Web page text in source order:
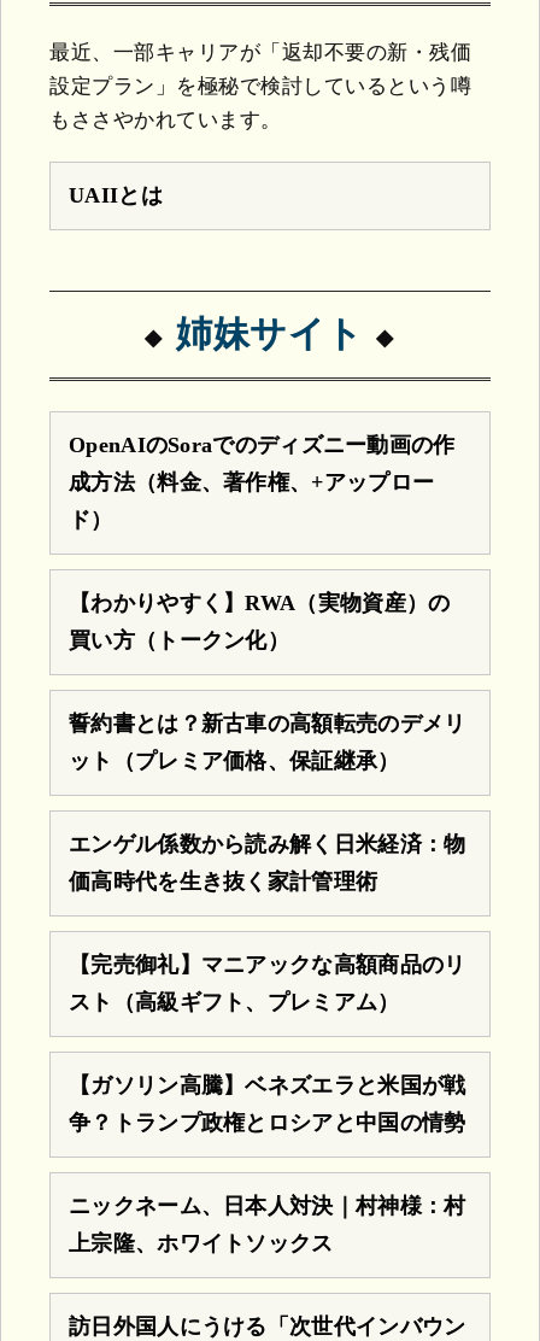
最近、一部キャリアが「返却不要の新・残価
設定プラン」を極秘で検討しているという噂
もささやかれています。
UAIIとは
姉妹サイト
OpenAIのSoraでのディズニー動画の作
成方法（料金、著作権、+アップロー
ド）
【わかりやすく】RWA（実物資産）の
買い方（トークン化）
誓約書とは？新古車の高額転売のデメリ
ット（プレミア価格、保証継承）
エンゲル係数から読み解く日米経済：物
価高時代を生き抜く家計管理術
【完売御礼】マニアックな高額商品のリ
スト（高級ギフト、プレミアム）
【ガソリン高騰】ベネズエラと米国が戦
争？トランプ政権とロシアと中国の情勢
ニックネーム、日本人対決｜村神様：村
上宗隆、ホワイトソックス
訪日外国人にうける「次世代インバウン